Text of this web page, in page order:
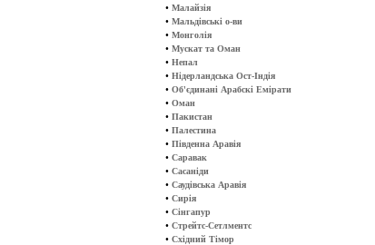
• Малайзія
• Мальдівські о-ви
• Монголія
• Мускат та Оман
• Непал
• Нідерландська Ост-Індія
• Об'єдинані Арабскі Емірати
• Оман
• Пакистан
• Палестина
• Південна Аравія
• Саравак
• Сасаніди
• Саудівська Аравія
• Сирія
• Сінгапур
• Стрейтс-Сетлментс
• Східний Тімор